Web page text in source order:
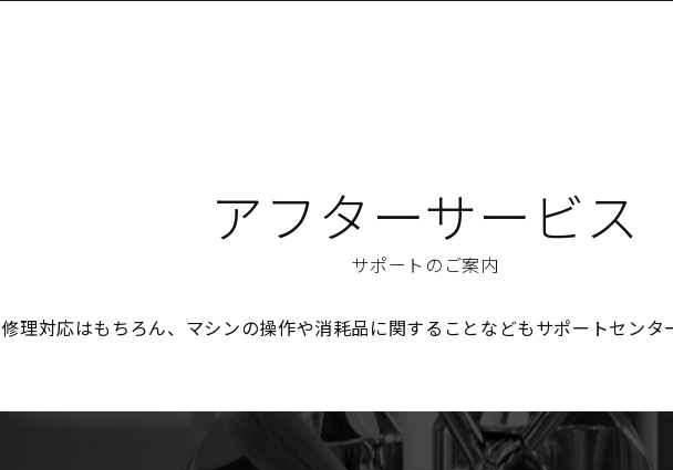
アフターサービス
サポートのご案内
修理対応はもちろん、マシンの操作や消耗品に関することなどもサポートセン